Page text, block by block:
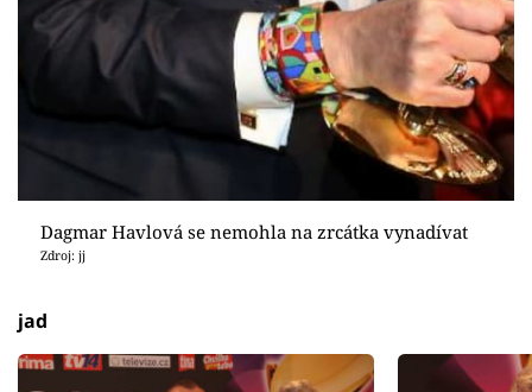
Dagmar Havlová se nemohla na zrcátka vynadívat
Zdroj: jj
jad